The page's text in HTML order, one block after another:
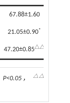
67.88±1.60
21.05±0.90*
47.20±0.85△△
P<0.05，△△